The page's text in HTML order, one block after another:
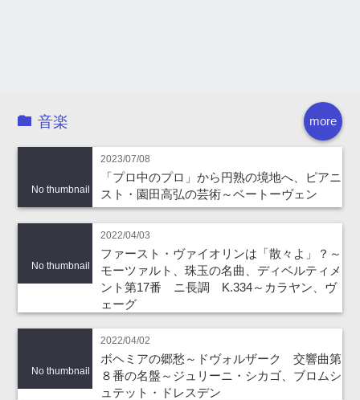
more
音楽
No thumbnail
2023/07/08
「プロ中のプロ」から円熟の境地へ、ピアニ
スト・園田高弘の芸術～ベートーヴェン
No thumbnail
2022/04/03
ファースト・ヴァイオリンは「散々よ」？～
モーツァルト、珠玉の名曲、ディベルティメ
ント第17番 ニ長調 K.334～カラヤン、ヴ
ェーグ
No thumbnail
2022/04/02
ボヘミアの郷愁～ドヴォルザーク 交響曲第
８番の名盤～ジュリーニ・シカゴ、ブロムシ
ュテット・ドレスデン